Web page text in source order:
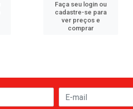
Faça seu login ou
cadastre-se para
ver preços e
comprar